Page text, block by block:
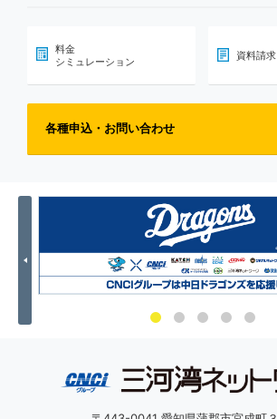
料金
シミュレーション
資料請求
各種申込・お問い合わせ
Previous